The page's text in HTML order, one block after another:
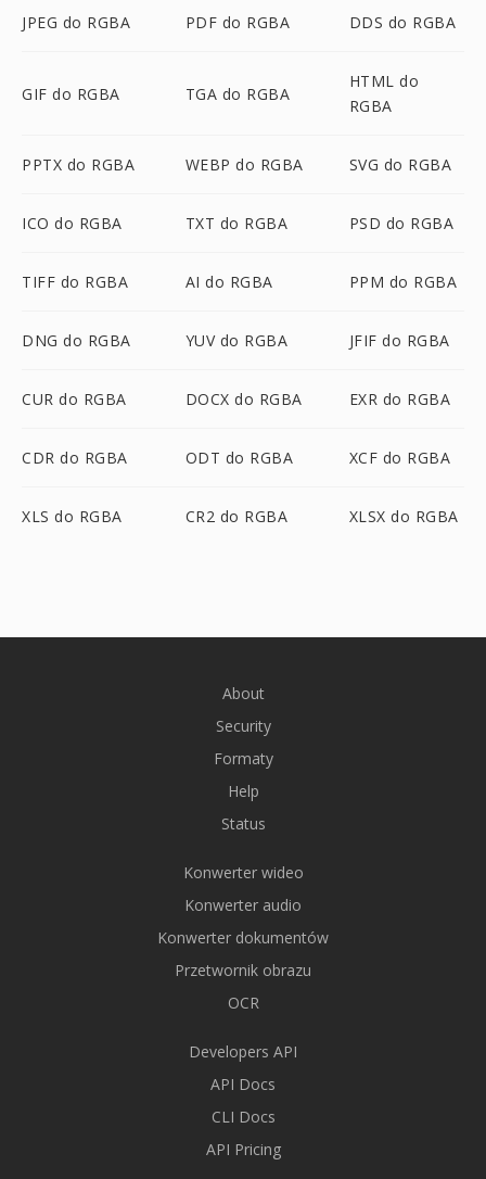
JPEG do RGBA PDF do RGBA DDS do RGBA
GIF do RGBA TGA do RGBA
HTML do
RGBA
PPTX do RGBA WEBP do RGBA SVG do RGBA
ICO do RGBA TXT do RGBA PSD do RGBA
TIFF do RGBA AI do RGBA PPM do RGBA
DNG do RGBA YUV do RGBA JFIF do RGBA
CUR do RGBA DOCX do RGBA EXR do RGBA
CDR do RGBA ODT do RGBA XCF do RGBA
XLS do RGBA CR2 do RGBA XLSX do RGBA
About
Security
Formaty
Help
Status
Konwerter wideo
Konwerter audio
Konwerter dokumentów
Przetwornik obrazu
OCR
Developers API
API Docs
CLI Docs
API Pricing